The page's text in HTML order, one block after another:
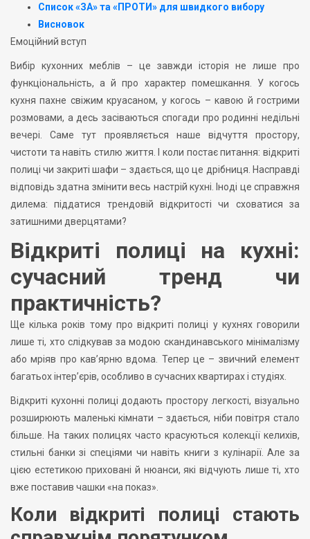
Список «ЗА» та «ПРОТИ» для швидкого вибору
Висновок
Емоційний вступ
Вибір кухонних меблів – це завжди історія не лише про
функціональність, а й про характер помешкання. У когось
кухня пахне свіжим круасаном, у когось – кавою й гострими
розмовами, а десь засіваються спогади про родинні недільні
вечері. Саме тут проявляється наше відчуття простору,
чистоти та навіть стилю життя. І коли постає питання: відкриті
полиці чи закриті шафи – здається, що це дрібниця. Насправді
відповідь здатна змінити весь настрій кухні. Іноді це справжня
дилема: піддатися трендовій відкритості чи сховатися за
затишними дверцятами?
Відкриті полиці на кухні:
сучасний тренд чи
практичність?
Ще кілька років тому про відкриті полиці у кухнях говорили
лише ті, хто слідкував за модою скандинавського мінімалізму
або мріяв про кав’ярню вдома. Тепер це – звичний елемент
багатьох інтер’єрів, особливо в сучасних квартирах і студіях.
Відкриті кухонні полиці додають простору легкості, візуально
розширюють маленькі кімнати – здається, ніби повітря стало
більше. На таких полицях часто красуються колекції келихів,
стильні банки зі спеціями чи навіть книги з кулінарії. Але за
цією естетикою приховані й нюанси, які відчують лише ті, хто
вже поставив чашки «на показ».
Коли відкриті полиці стають